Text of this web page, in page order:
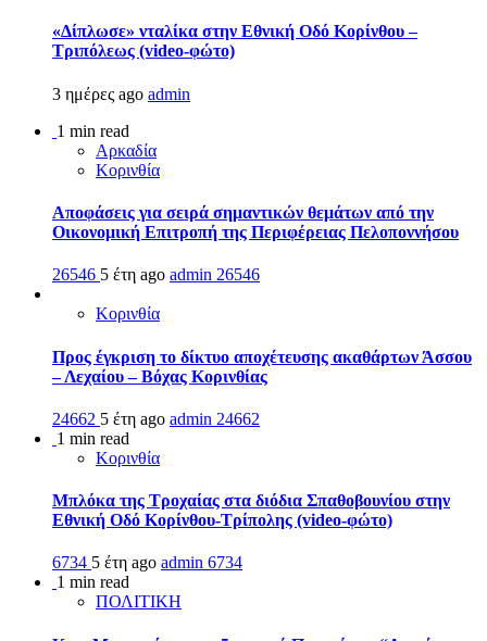
«Δίπλωσε» νταλίκα στην Εθνική Oδό Κορίνθου –
Τριπόλεως (video-φώτο)
3 ημέρες ago admin
1 min read
Αρκαδία
Κορινθία
Αποφάσεις για σειρά σημαντικών θεμάτων από την
Οικονομική Επιτροπή της Περιφέρειας Πελοποννήσου
26546 5 έτη ago admin 26546
Κορινθία
Προς έγκριση το δίκτυο αποχέτευσης ακαθάρτων Άσσου
– Λεχαίου – Βόχας Κορινθίας
24662 5 έτη ago admin 24662
1 min read
Κορινθία
Μπλόκα της Τροχαίας στα διόδια Σπαθοβουνίου στην
Εθνική Οδό Κορίνθου-Τρίπολης (video-φώτο)
6734 5 έτη ago admin 6734
1 min read
ΠΟΛΙΤΙΚΗ